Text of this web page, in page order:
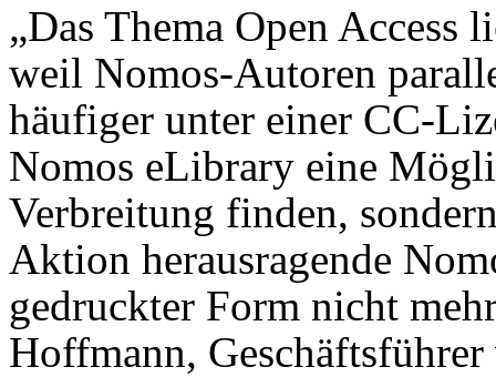
„Das Thema Open Access
weil Nomos-Autoren
häufiger unter einer CC-
Nomos eLibrary eine
Verbreitung finden,
Aktion herausragende
gedruckter Form nicht
Hoffmann,